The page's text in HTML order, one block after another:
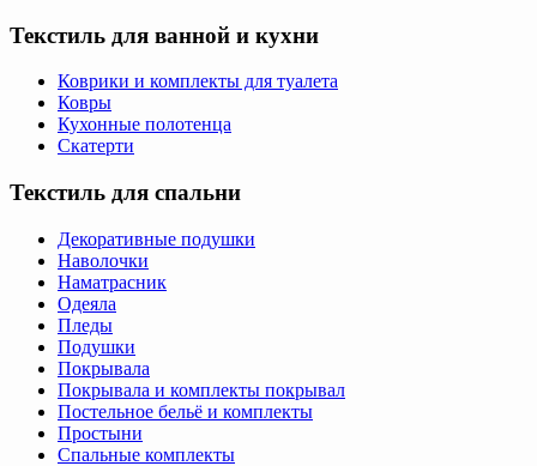
Текстиль для ванной и кухни
Коврики и комплекты для туалета
Ковры
Кухонные полотенца
Скатерти
Текстиль для спальни
Декоративные подушки
Наволочки
Наматрасник
Одеяла
Пледы
Подушки
Покрывала
Покрывала и комплекты покрывал
Постельное бельё и комплекты
Простыни
Спальные комплекты